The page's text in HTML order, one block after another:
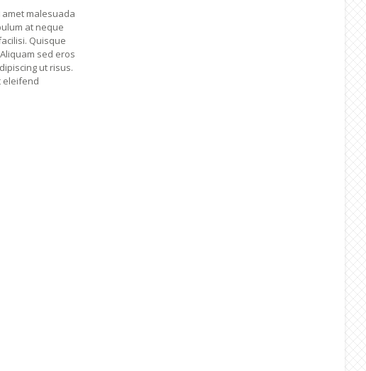
malesuada
at neque
Quisque
sed eros
ut risus.
eleifend